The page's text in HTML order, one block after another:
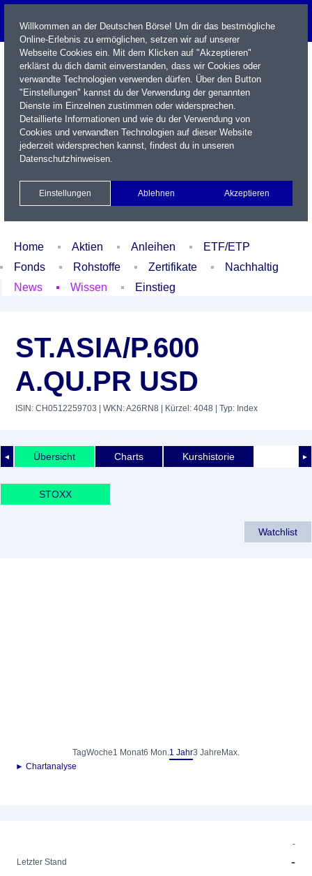
Name / WKN / ISIN / Kürzel
Xetra Realtime
Watchlist Portfolio Login
Home Aktien Anleihen
ETF/ETP
Fonds
Rohstoffe Zertifikate
Nachhaltig
News
Wissen Einstieg
ST.ASIA/P.600
A.QU.PR USD
ISIN: CH0512259703 | WKN: A26RN8 | Kürzel: 4048 | Typ: Index
◄ ►
Übersicht Charts Kurshistorie
STOXX
Watchlist
TagWoche1 Monat6 Mon.1 Jahr3 Jahre Max.
► Chartanalyse
-
Letzter Stand
-
Willkommen an der Deutschen Börse! Um dir das bestmögliche
Online-Erlebnis zu ermöglichen, setzen wir auf unserer
Webseite Cookies ein. Mit dem Klicken auf "Akzeptieren"
erklärst du dich damit einverstanden, dass wir Cookies oder
verwandte Technologien verwenden dürfen. Über den Button
"Einstellungen" kannst du der Verwendung der genannten
Dienste im Einzelnen zustimmen oder widersprechen.
Detaillierte Informationen und wie du der Verwendung von
Cookies und verwandten Technologien auf dieser Website
jederzeit widersprechen kannst, findest du in unseren
Datenschutzhinweisen.
Einstellungen Ablehnen Akzeptieren